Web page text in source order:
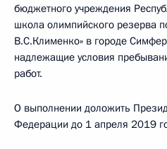
бюджетного учреждения
школа олимпийского резерва
В.С.Клименко» в городе
надлежащие условия
работ.
О выполнении доложить
Федерации до 1 апреля 2019